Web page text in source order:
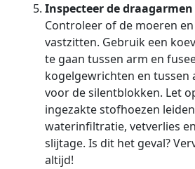
Inspecteer de draagarmen
Controleer of de moeren
vastzitten. Gebruik een
te gaan tussen arm en
kogelgewrichten en tussen
voor de silentblokken. Let
ingezakte stofhoezen
waterinfiltratie, vetverlies
slijtage. Is dit het geval?
altijd!